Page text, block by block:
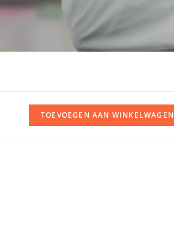
TOEVOEGEN AAN WINKELWAGEN